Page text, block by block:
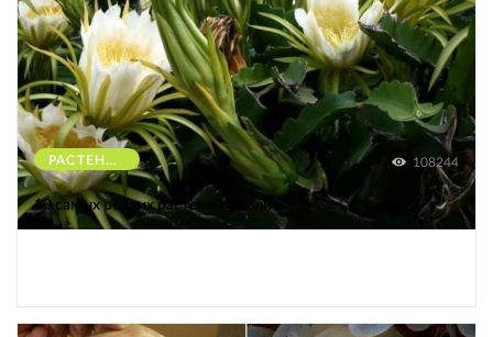
РАСТЕНИЯ 108244
10 самых редких растений Земли